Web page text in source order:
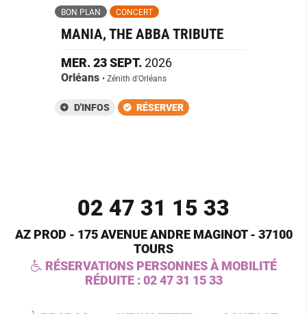
BON PLAN CONCERT
MANIA, THE ABBA TRIBUTE
MER.23SEPT.2026
Orléans • Zénith d'Orléans
D'INFOS RÉSERVER
02 47 31 15 33
AZ PROD - 175 AVENUE ANDRE MAGINOT - 37100
TOURS
RÉSERVATIONS PERSONNES À MOBILITÉ
RÉDUITE : 02 47 31 15 33